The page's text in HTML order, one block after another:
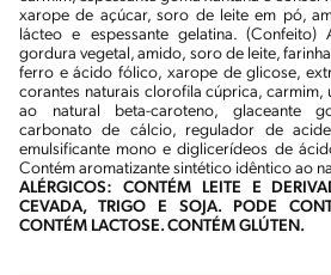
xarope de açúcar, soro de leite em pó,
lácteo e espessante gelatina. (Confeito)
gordura vegetal, amido, soro de leite,
ferro e ácido fólico, xarope de glicose,
corantes naturais clorofila cúprica, carmim,
ao natural beta-caroteno, glaceante
carbonato de cálcio, regulador de
emulsificante mono e diglicerídeos de
Contém aromatizante sintético idêntico ao
ALÉRGICOS: CONTÉM LEITE E
CEVADA, TRIGO E SOJA. PODE
CONTÉM LACTOSE. CONTÉM GLÚTEN.